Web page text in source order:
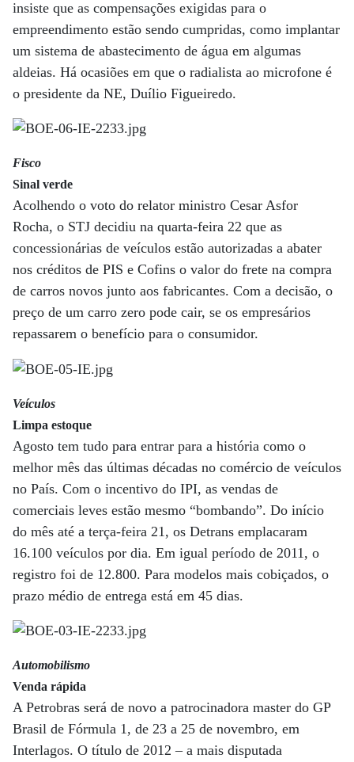
insiste que as compensações exigidas para o
empreendimento estão sendo cumpridas, como implantar
um sistema de abastecimento de água em algumas
aldeias. Há ocasiões em que o radialista ao microfone é
o presidente da NE, Duílio Figueiredo.
Fisco
Sinal verde
Acolhendo o voto do relator ministro Cesar Asfor
Rocha, o STJ decidiu na quarta-feira 22 que as
concessionárias de veículos estão autorizadas a abater
nos créditos de PIS e Cofins o valor do frete na compra
de carros novos junto aos fabricantes. Com a decisão, o
preço de um carro zero pode cair, se os empresários
repassarem o benefício para o consumidor.
Veículos
Limpa estoque
Agosto tem tudo para entrar para a história como o
melhor mês das últimas décadas no comércio de veículos
no País. Com o incentivo do IPI, as vendas de
comerciais leves estão mesmo “bombando”. Do início
do mês até a terça-feira 21, os Detrans emplacaram
16.100 veículos por dia. Em igual período de 2011, o
registro foi de 12.800. Para modelos mais cobiçados, o
prazo médio de entrega está em 45 dias.
Automobilismo
Venda rápida
A Petrobras será de novo a patrocinadora master do GP
Brasil de Fórmula 1, de 23 a 25 de novembro, em
Interlagos. O título de 2012 – a mais disputada